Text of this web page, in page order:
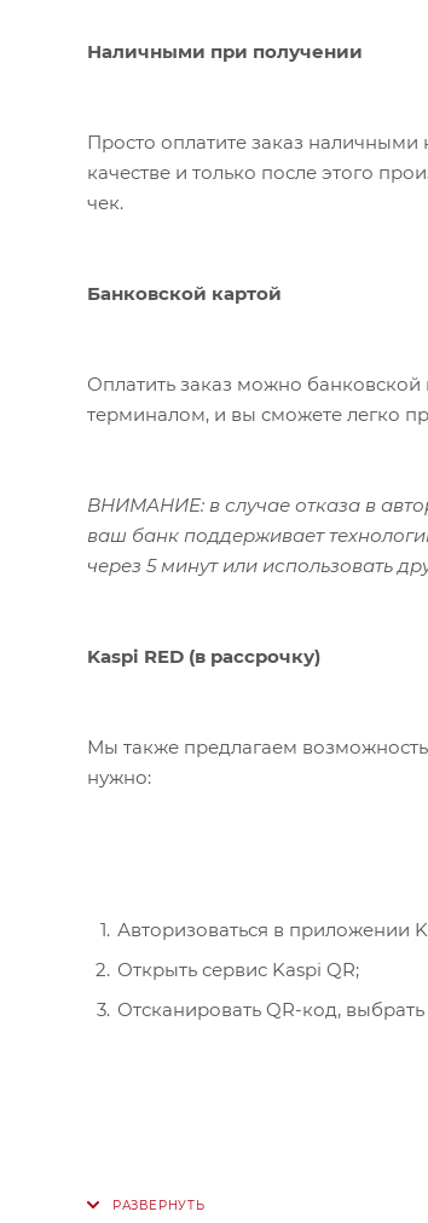
Наличными при получении
Просто оплатите заказ наличными
качестве и только после этого
чек.
Банковской картой
Оплатить заказ можно банковской
терминалом, и вы сможете легко
ВНИМАНИЕ: в случае отказа в
ваш банк поддерживает
через 5 минут или использовать
Kaspi RED (в рассрочку)
Мы также предлагаем
нужно:
Авторизоваться в приложении
Открыть сервис Kaspi QR;
Отсканировать QR-код,